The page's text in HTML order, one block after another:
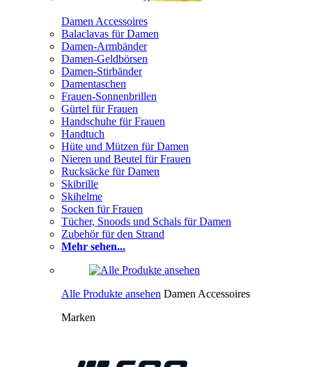
Damen Accessoires
Balaclavas für Damen
Damen-Armbänder
Damen-Geldbörsen
Damen-Stirbänder
Damentaschen
Frauen-Sonnenbrillen
Gürtel für Frauen
Handschuhe für Frauen
Handtuch
Hüte und Mützen für Damen
Nieren und Beutel für Frauen
Rucksäcke für Damen
Skibrille
Skihelme
Socken für Frauen
Tücher, Snoods und Schals für Damen
Zubehör für den Strand
Mehr sehen...
Alle Produkte ansehen Damen Accessoires
Marken